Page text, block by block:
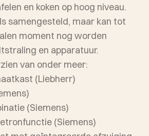
en koken op hoog niveau.
samengesteld, maar kan tot
moment nog worden
en apparatuur.
van onder meer:
(Liebherr)
(Siemens)
(Siemens)